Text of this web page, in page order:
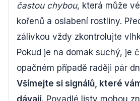
častou chybou, která může
kořenů a oslabení rostliny.
zálivkou vždy zkontrolujte
Pokud je na domak suchý, je
opačném případě raději pár
Všímejte si signálů, které
dávají. Povadlé listy mohou